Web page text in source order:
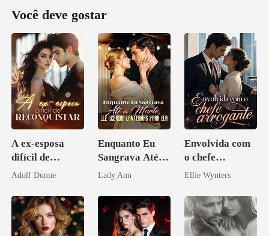
Você deve gostar
A ex-esposa
difícil de
reconquistar
Adolf Dunne
Enquanto Eu
Sangrava Até a
Morte, Ele
Lanternas Para
Ela
Lady Ann
Envolvida com
o chefe
arrogante
Ellie Wynters